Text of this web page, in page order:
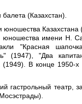
(Казахстан).
юношества Казахстана
и юношества имени Н.
"Красная
(1947), "Два
В конце 1950‑х
гастрольный театр,